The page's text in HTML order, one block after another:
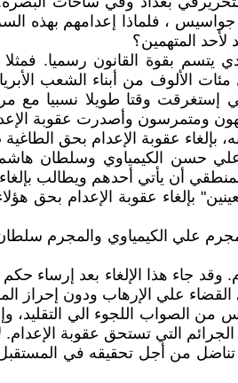
جواسيس ، فلماذا إعدامهم
المتهمين؟
يتسم بقوة القانون رسميا.
الألوف من أبناء الشعب
وقتا طويلا نسبيا مع
وأصدرت عقوبة الإعدام عليه‌
عقوبة الإعدام بحق
حسن الکيمياوي وسلطان
أن يأتي أحدهم ويطالب
بإلغاء عقوبة الإعدام بحق
علي الکيمياوي والمجرم
جاء هذا الإلغاء بعد إرساء حکم
علي الإرهاب ودون إحراز
من الصواب اللجوء الي
التي تستحق عقوبة الإعدام.
من أجل تحقيقه‌ في